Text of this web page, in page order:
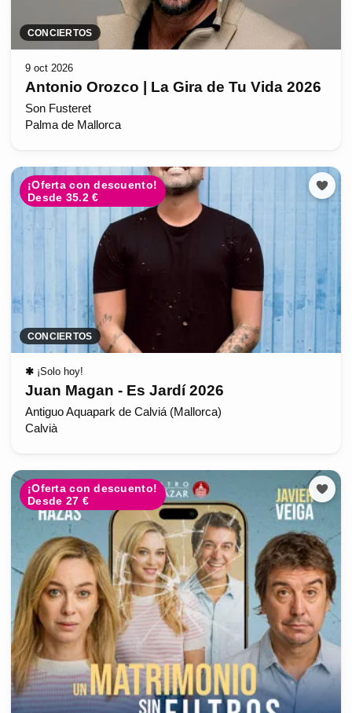
CONCIERTOS
9 oct 2026
Antonio Orozco | La Gira de Tu Vida 2026
Son Fusteret
Palma de Mallorca
¡Oferta con descuento!
Desde 35.2 €
CONCIERTOS
✱ ¡Solo hoy!
Juan Magan - Es Jardí 2026
Antiguo Aquapark de Calviá (Mallorca)
Calvià
¡Oferta con descuento!
Desde 27 €